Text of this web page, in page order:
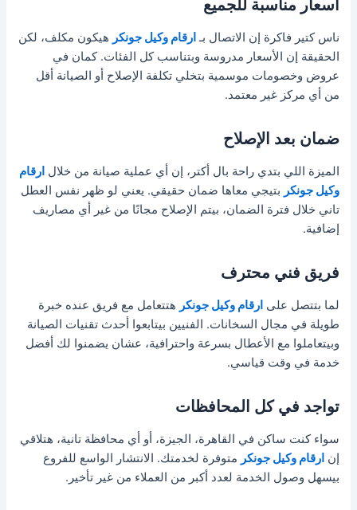
أسعار مناسبة للجميع
ناس كتير فاكرة إن الاتصال بـ ارقام وكيل جونكر هيكون مكلف، لكن
الحقيقة إن الأسعار مدروسة وبتناسب كل الفئات. كمان في
عروض وخصومات موسمية بتخلي تكلفة الإصلاح أو الصيانة أقل
من أي مركز غير معتمد.
ضمان بعد الإصلاح
الميزة اللي بتدي راحة بال أكتر، إن أي عملية صيانة من خلال ارقام
وكيل جونكر بتيجي معاها ضمان حقيقي. يعني لو ظهر نفس العطل
تاني خلال فترة الضمان، بيتم الإصلاح مجانًا من غير أي مصاريف
إضافية.
فريق فني محترف
لما بتتصل على ارقام وكيل جونكر هتتعامل مع فريق عنده خبرة
طويلة في مجال السخانات. الفنيين بيتابعوا أحدث تقنيات الصيانة
وبيتعاملوا مع الأعطال بسرعة واحترافية، عشان يضمنوا لك أفضل
خدمة في وقت قياسي.
تواجد في كل المحافظات
سواء كنت ساكن في القاهرة، الجيزة، أو أي محافظة تانية، هتلاقي
إن ارقام وكيل جونكر متوفرة لخدمتك. الانتشار الواسع للفروع
بيسهل وصول الخدمة لعدد أكبر من العملاء من غير تأخير.